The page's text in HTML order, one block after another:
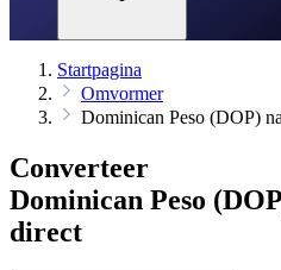
Startpagina
Omvormer
Dominican Peso (DOP)
Converteer
Dominican Peso
direct